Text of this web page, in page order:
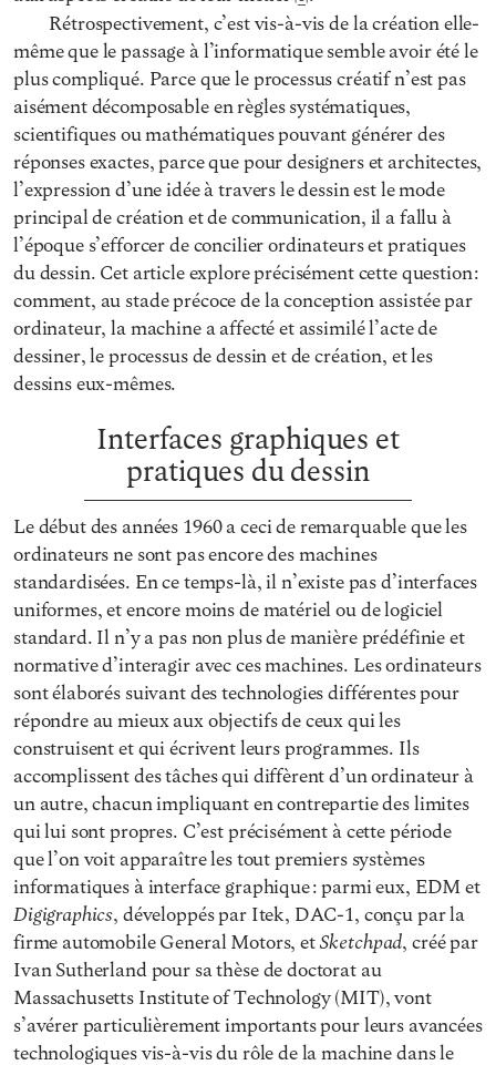
Rétrospectivement, c’est vis-à-vis de la création elle-
même que le passage à l’informatique semble avoir été le
plus compliqué. Parce que le processus créatif n’est pas
aisément décomposable en règles systématiques,
scientifiques ou mathématiques pouvant générer des
réponses exactes, parce que pour designers et architectes,
l’expression d’une idée à travers le dessin est le mode
principal de création et de communication, il a fallu à
l’époque s’efforcer de concilier ordinateurs et pratiques
du dessin. Cet article explore précisément cette question :
comment, au stade précoce de la conception assistée par
ordinateur, la machine a affecté et assimilé l’acte de
dessiner, le processus de dessin et de création, et les
dessins eux-mêmes.
Interfaces graphiques et
pratiques du dessin
Le début des années 1960 a ceci de remarquable que les
ordinateurs ne sont pas encore des machines
standardisées. En ce temps-là, il n’existe pas d’interfaces
uniformes, et encore moins de matériel ou de logiciel
standard. Il n’y a pas non plus de manière prédéfinie et
normative d’interagir avec ces machines. Les ordinateurs
sont élaborés suivant des technologies différentes pour
répondre au mieux aux objectifs de ceux qui les
construisent et qui écrivent leurs programmes. Ils
accomplissent des tâches qui diffèrent d’un ordinateur à
un autre, chacun impliquant en contrepartie des limites
qui lui sont propres. C’est précisément à cette période
que l’on voit apparaître les tout premiers systèmes
informatiques à interface graphique : parmi eux, EDM et
Digigraphics, développés par Itek, DAC-1, conçu par la
firme automobile General Motors, etSketchpad, créé par
Ivan Sutherland pour sa thèse de doctorat au
Massachusetts Institute of Technology (MIT), vont
s’avérer particulièrement importants pour leurs avancées
technologiques vis-à-vis du rôle de la machine dans le